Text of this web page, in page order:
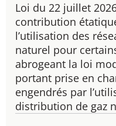
Loi du 22 juillet
contribution
l’utilisation des
naturel pour
abrogeant la loi
portant prise en
engendrés par
distribution de gaz